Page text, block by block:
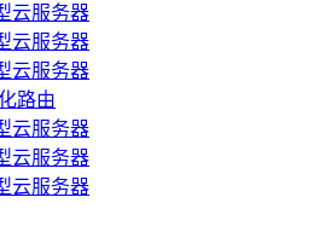
云服务器
云服务器
云服务器
路由
云服务器
云服务器
云服务器